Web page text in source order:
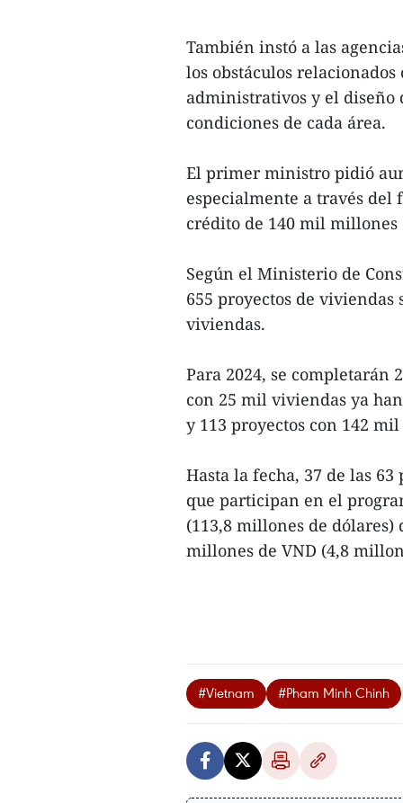
También instó a las
los obstáculos
administrativos y el diseño
condiciones de cada área.
El primer ministro pidió
especialmente a través
crédito de 140 mil
Según el Ministerio de
655 proyectos de
viviendas.
Para 2024, se completarán
con 25 mil viviendas ya
y 113 proyectos con 142
Hasta la fecha, 37 de las
que participan en el
(113,8 millones de dólares)
millones de VND (4,8
#Vietnam #Pham Minh Chinh